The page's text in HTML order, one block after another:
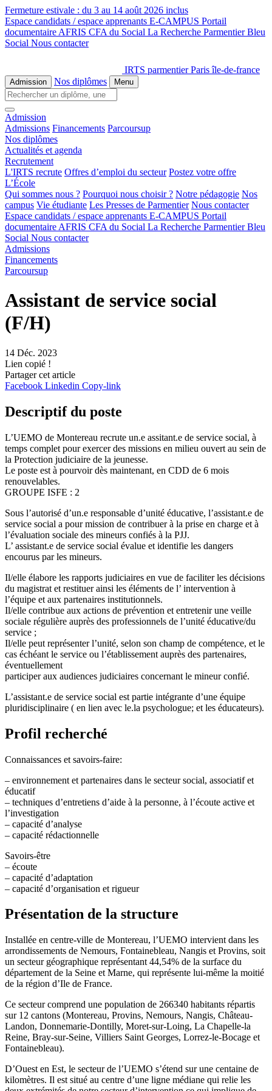
Fermeture estivale : du 3 au 14 août 2026 inclus
Espace candidats / espace apprenants E-CAMPUS Portail
documentaire AFRIS CFA du Social La Recherche Parmentier Bleu
Social Nous contacter
IRTS parmentier Paris île-de-france
Admission Nos diplômes Menu
Admission
Admissions Financements Parcoursup
Nos diplômes
Actualités et agenda
Recrutement
L'IRTS recrute Offres d’emploi du secteur Postez votre offre
L’École
Qui sommes nous ? Pourquoi nous choisir ? Notre pédagogie Nos
campus Vie étudiante Les Presses de Parmentier Nous contacter
Espace candidats / espace apprenants E-CAMPUS Portail
documentaire AFRIS CFA du Social La Recherche Parmentier Bleu
Social Nous contacter
Admissions
Financements
Parcoursup
Assistant de service social
(F/H)
14 Déc. 2023
Lien copié !
Partager cet article
Facebook Linkedin Copy-link
Descriptif du poste
L’UEMO de Montereau recrute un.e assitant.e de service social, à
temps complet pour exercer des missions en milieu ouvert au sein de
la Protection judiciaire de la jeunesse.
Le poste est à pourvoir dès maintenant, en CDD de 6 mois
renouvelables.
GROUPE ISFE : 2
Sous l’autorisé d’un.e responsable d’unité éducative, l’assistant.e de
service social a pour mission de contribuer à la prise en charge et à
l’évaluation sociale des mineurs confiés à la PJJ.
L’ assistant.e de service social évalue et identifie les dangers
encourus par les mineurs.
Il/elle élabore les rapports judiciaires en vue de faciliter les décisions
du magistrat et restituer ainsi les éléments de l’ intervention à
l’équipe et aux partenaires institutionnels.
Il/elle contribue aux actions de prévention et entretenir une veille
sociale régulière auprès des professionnels de l’unité éducative/du
service ;
Il/elle peut représenter l’unité, selon son champ de compétence, et le
cas échéant le service ou l’établissement auprès des partenaires,
éventuellement
participer aux audiences judiciaires concernant le mineur confié.
L’assistant.e de service social est partie intégrante d’une équipe
pluridisciplinaire ( en lien avec le.la psychologue; et les éducateurs).
Profil recherché
Connaissances et savoirs-faire:
– environnement et partenaires dans le secteur social, associatif et
éducatif
– techniques d’entretiens d’aide à la personne, à l’écoute active et
l’investigation
– capacité d’analyse
– capacité rédactionnelle
Savoirs-être
– écoute
– capacité d’adaptation
– capacité d’organisation et rigueur
Présentation de la structure
Installée en centre-ville de Montereau, l’UEMO intervient dans les
arrondissements de Nemours, Fontainebleau, Nangis et Provins, soit
un secteur géographique représentant 44,54% de la surface du
département de la Seine et Marne, qui représente lui-même la moitié
de la région d’Ile de France.
Ce secteur comprend une population de 266340 habitants répartis
sur 12 cantons (Montereau, Provins, Nemours, Nangis, Château-
Landon, Donnemarie-Dontilly, Moret-sur-Loing, La Chapelle-la
Reine, Bray-sur-Seine, Villiers Saint Georges, Lorrez-le-Bocage et
Fontainebleau).
D’Ouest en Est, le secteur de l’UEMO s’étend sur une centaine de
kilomètres. Il est situé au centre d’une ligne médiane qui relie les